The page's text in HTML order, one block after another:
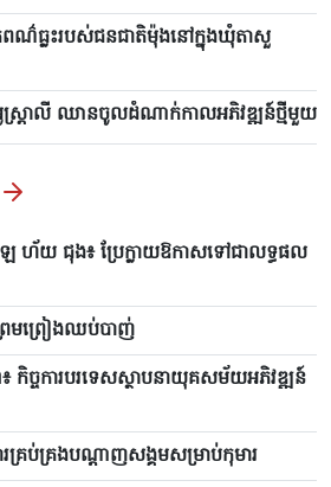
ពណ៌ធ្លះរបស់ជនជាតិម៉ុងនៅក្នុងឃុំតាសួ
ត្រាលី ឈាន​ចូលដំណាក់កាលអភិវឌ្ឍន៍ថ្មីមួយ
ឡេ ហ័យ ជុង៖ ប្រែក្លាយឱកាសទៅជាលទ្ធផល
ចព្រមព្រៀងឈប់បាញ់
ច្ចការបរទេសស្ថាបនាយុគសម័យអភិវឌ្ឍន៍
រប់គ្រងបណ្តាញសង្គមសម្រាប់កុមារ